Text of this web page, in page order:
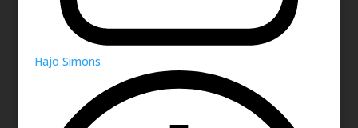
Hajo Simons